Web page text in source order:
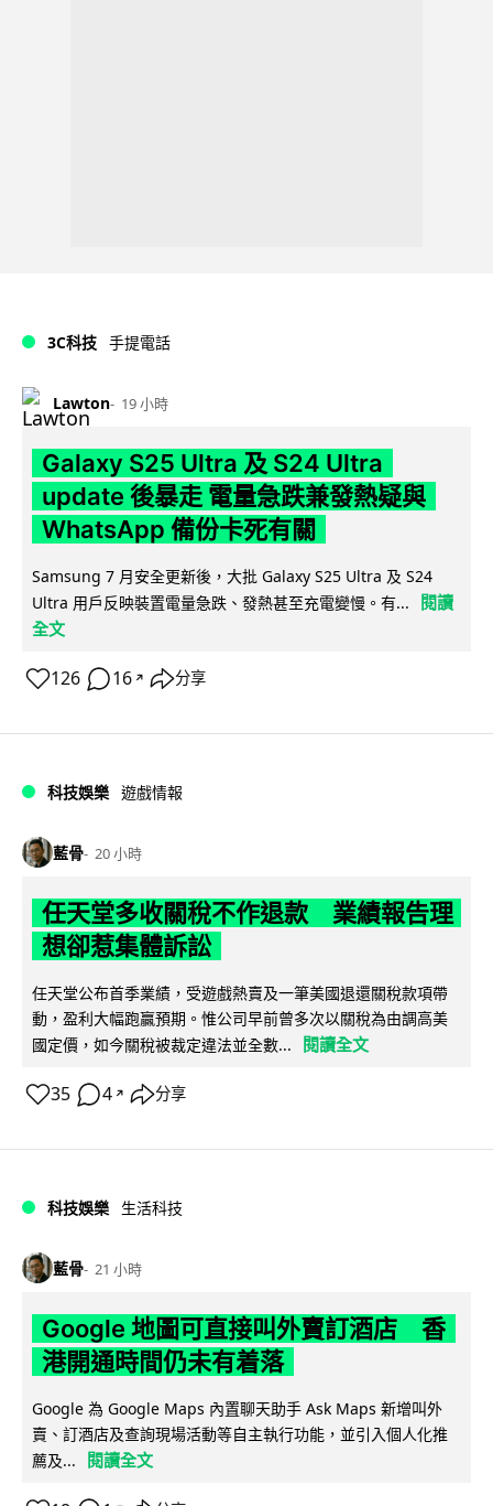
3C科技 手提電話
Lawton 19 小時
Galaxy S25 Ultra 及 S24 Ultra
update 後暴走 電量急跌兼發熱疑與
WhatsApp 備份卡死有關
Samsung 7 月安全更新後，大批 Galaxy S25 Ultra 及 S24
Ultra 用戶反映裝置電量急跌、發熱甚至充電變慢。有...
閱讀
全文
126 16 ↗ 分享
科技娛樂 遊戲情報
藍骨 20 小時
任天堂多收關稅不作退款 業績報告理
想卻惹集體訴訟
任天堂公布首季業績，受遊戲熱賣及一筆美國退還關稅款項帶
動，盈利大幅跑贏預期。惟公司早前曾多次以關稅為由調高美
國定價，如今關稅被裁定違法並全數...
閱讀全文
35 4 ↗ 分享
科技娛樂 生活科技
藍骨 21 小時
Google 地圖可直接叫外賣訂酒店 香
港開通時間仍未有着落
Google 為 Google Maps 內置聊天助手 Ask Maps 新增叫外
賣、訂酒店及查詢現場活動等自主執行功能，並引入個人化推
薦及...
閱讀全文